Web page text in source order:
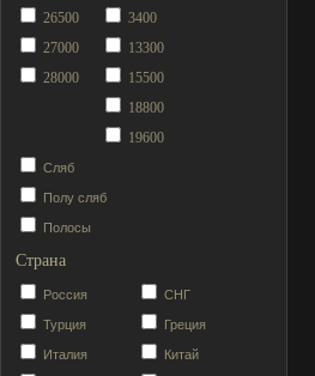
26500
27000
28000
3400
13300
15500
18800
19600
Сляб
Полу сляб
Полосы
Страна
Россия СНГ
Турция Греция
Италия Китай